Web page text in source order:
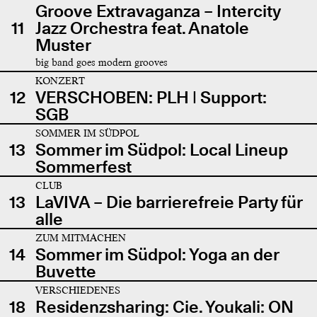
11
Groove Extravaganza – Intercity
Jazz Orchestra feat. Anatole
Muster
big band goes modern grooves
12
KONZERT
VERSCHOBEN: PLH | Support:
SGB
13
SOMMER IM SÜDPOL
Sommer im Südpol: Local Lineup
Sommerfest
13
CLUB
LaVIVA – Die barrierefreie Party für
alle
14
ZUM MITMACHEN
Sommer im Südpol: Yoga an der
Buvette
18
VERSCHIEDENES
Residenzsharing: Cie. Youkali: ON